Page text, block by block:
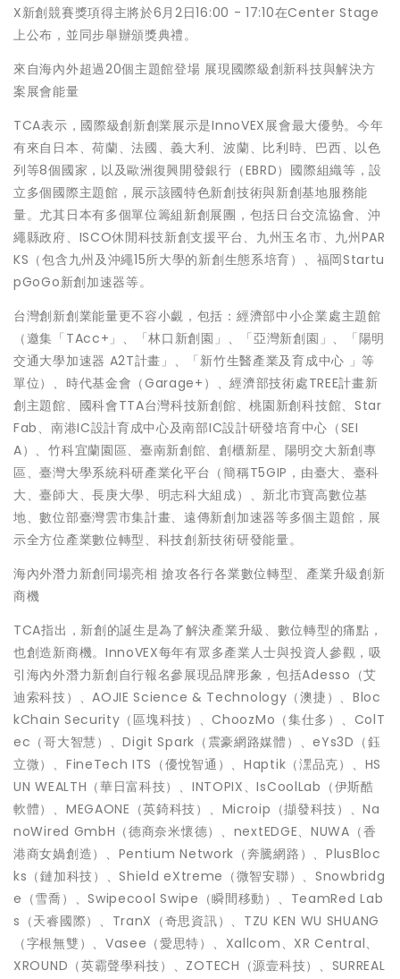
X新創競賽獎項得主將於6月2日16:00 - 17:10在Center Stage
上公布，並同步舉辦頒獎典禮。
來自海內外超過20個主題館登場 展現國際級創新科技與解決方
案展會能量
TCA表示，國際級創新創業展示是InnoVEX展會最大優勢。今年
有來自日本、荷蘭、法國、義大利、波蘭、比利時、巴西、以色
列等8個國家，以及歐洲復興開發銀行（EBRD）國際組織等，設
立多個國際主題館，展示該國特色新創技術與新創基地服務能
量。尤其日本有多個單位籌組新創展團，包括日台交流協會、沖
繩縣政府、ISCO休閒科技新創支援平台、九州玉名市、九州PAR
KS（包含九州及沖繩15所大學的新創生態系培育）、福岡Startu
pGoGo新創加速器等。
台灣創新創業能量更不容小覷，包括：經濟部中小企業處主題館
（邀集「TAcc+」、「林口新創園」、「亞灣新創園」、「陽明
交通大學加速器 A2T計畫」、「新竹生醫產業及育成中心 」等
單位）、時代基金會（Garage+）、經濟部技術處TREE計畫新
創主題館、國科會TTA台灣科技新創館、桃園新創科技館、Star
Fab、南港IC設計育成中心及南部IC設計研發培育中心（SEI
A）、竹科宜蘭園區、臺南新創館、創櫃新星、陽明交大新創專
區、臺灣大學系統科研產業化平台（簡稱T5GIP，由臺大、臺科
大、臺師大、長庚大學、明志科大組成）、新北市寶高數位基
地、數位部臺灣雲市集計畫、遠傳新創加速器等多個主題館，展
示全方位產業數位轉型、科技創新技術研發能量。
海內外潛力新創同場亮相 搶攻各行各業數位轉型、產業升級創新
商機
TCA指出，新創的誕生是為了解決產業升級、數位轉型的痛點，
也創造新商機。InnoVEX每年有眾多產業人士與投資人參觀，吸
引海內外潛力新創自行報名參展現品牌形象，包括Adesso（艾
迪索科技）、AOJIE Science & Technology（澳捷）、Bloc
kChain Security（區塊科技）、ChoozMo（集仕多）、ColT
ec（哥大智慧）、Digit Spark（震豪網路媒體）、eYs3D（鈺
立微）、FineTech ITS（優悅智通）、Haptik（潶品克）、HS
UN WEALTH（華日富科技）、INTOPIX、IsCoolLab（伊斯酷
軟體）、MEGAONE（英錡科技）、Microip（擷發科技）、Na
noWired GmbH（德商奈米懷德）、nextEDGE、NUWA（香
港商女媧創造）、Pentium Network（奔騰網路）、PlusBloc
ks（鏈加科技）、Shield eXtreme（微智安聯）、Snowbridg
e（雪喬）、Swipecool Swipe（瞬間移動）、TeamRed Lab
s（天睿國際）、TranX（奇思資訊）、TZU KEN WU SHUANG
（字根無雙）、Vasee（愛思特）、Xallcom、XR Central、
XROUND（英霸聲學科技）、ZOTECH（源壹科技）、SURREAL